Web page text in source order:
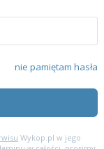
nie pamiętam hasła
Wykop.pl w jego